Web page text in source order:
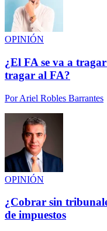
OPINIÓN
¿El FA se va a
tragar al FA?
PorAriel Robles Barrantes
OPINIÓN
¿Cobrar sin
de impuestos